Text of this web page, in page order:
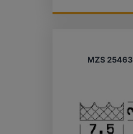
MZS 25463